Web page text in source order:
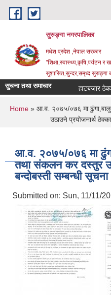
Skip to main content
सुरुङ्‍गा नगरपालिका
मधेश प्रदेश ,नेपाल सरकार
"शिक्षा,स्वास्थ्य,कृषि,पर्यटन र
सुशासित,सुन्दर,समृध्द सुरुङ्गा
सुचना तथा समाचार हाटबजार
You are here
Home » आ.व. २०७५/०७६ मा
उठाउने प्रयोजनार्थ
आ.व. २०७५/०७६ मा
तथा संकलन कर दस्तुर
बन्दोबस्ती सम्बन्धी सूचना
Submitted on: Sun, 11/11/